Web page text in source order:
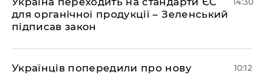
для органічної продукції – Зеленський
підписав закон
Українців попередили про нову
10:12